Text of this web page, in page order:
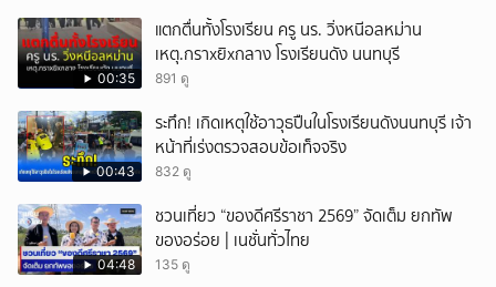
00:35
แตกตื่นทั้งโรงเรียน ครู นร. วิ่งหนีอลหม่าน
เหตุ.กราxยิxกลาง โรงเรียนดัง นนทบุรี
891 ดู
00:43
ระทึก! เกิดเหตุใช้อาวุธปืuในโรงเรียนดังนนทบุรี เจ้า
หน้าที่เร่งตรวจสอบข้อเท็จจริง
832 ดู
04:48
ชวนเที่ยว “ของดีศรีราชา 2569” จัดเต็ม ยกทัพ
ของอร่อย | เนชั่นทั่วไทย
135 ดู